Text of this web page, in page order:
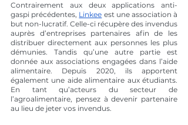
Contrairement aux deux applications anti-
gaspi précédentes, Linkee est une association à
but non-lucratif. Celle-ci récupère des invendus
auprès d’entreprises partenaires afin de les
distribuer directement aux personnes les plus
démunies. Tandis qu’une autre partie est
donnée aux associations engagées dans l’aide
alimentaire. Depuis 2020, ils apportent
également une aide alimentaire aux étudiants.
En tant qu’acteurs du secteur de
l’agroalimentaire, pensez à devenir partenaire
au lieu de jeter vos invendus.